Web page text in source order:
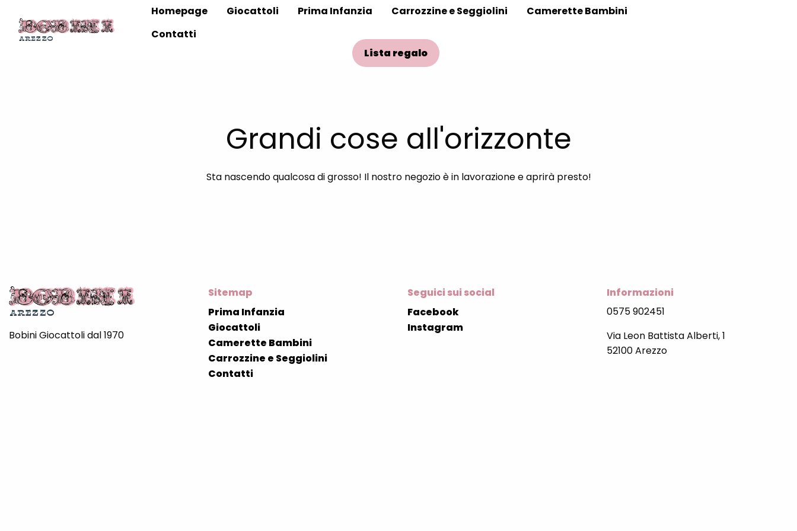
Homepage Giocattoli Prima Infanzia Carrozzine e Seggiolini
Camerette Bambini
Contatti
Lista regalo
Grandi cose all'orizzonte
Sta nascendo qualcosa di grosso! Il nostro negozio è in lavorazione e aprirà presto!
Bobini Giocattoli dal 1970
Sitemap
Prima Infanzia
Giocattoli
Camerette Bambini
Carrozzine e Seggiolini
Contatti
Seguici sui social
Facebook
Instagram
Informazioni
0575 902451
Via Leon Battista Alberti, 1
52100 Arezzo